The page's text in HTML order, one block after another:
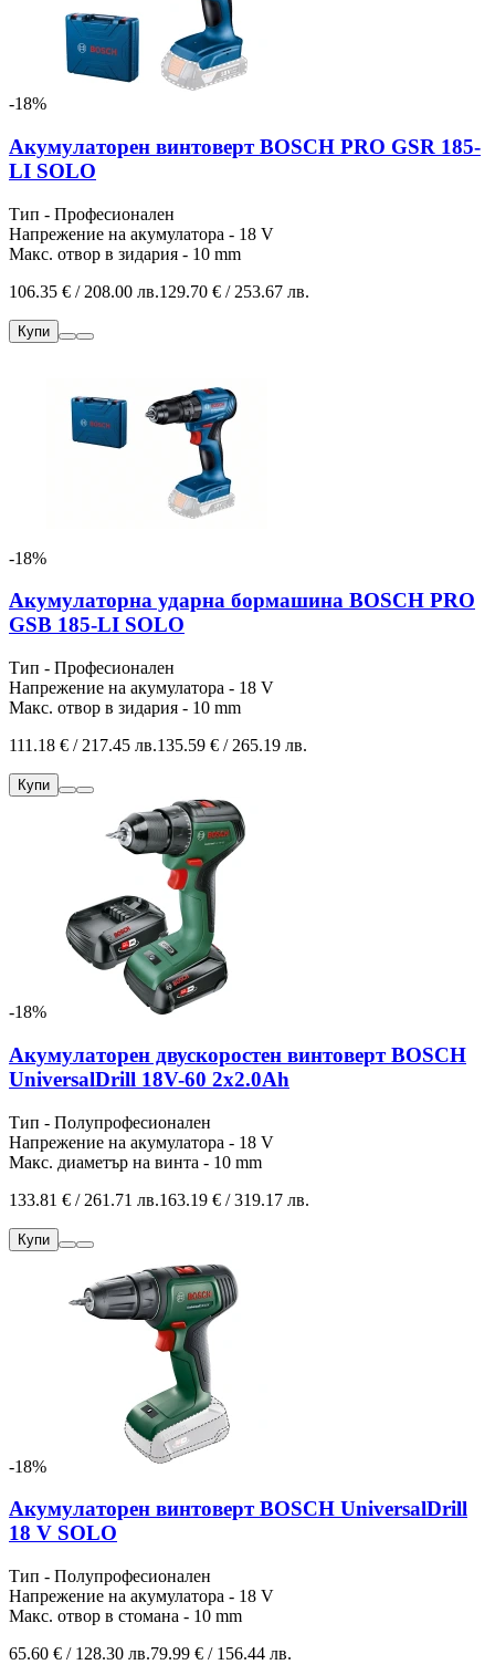
-18%
Акумулаторен винтоверт BOSCH PRO GSR 185-
LI SOLO
Тип - Професионален
Напрежение на акумулатора - 18 V
Макс. отвор в зидария - 10 mm
106.35 € / 208.00 лв.129.70 € / 253.67 лв.
Купи
-18%
Акумулаторна ударна бормашина BOSCH PRO
GSB 185-LI SOLO
Тип - Професионален
Напрежение на акумулатора - 18 V
Макс. отвор в зидария - 10 mm
111.18 € / 217.45 лв.135.59 € / 265.19 лв.
Купи
-18%
Акумулаторен двускоростен винтоверт BOSCH
UniversalDrill 18V-60 2x2.0Ah
Тип - Полупрофесионален
Напрежение на акумулатора - 18 V
Макс. диаметър на винта - 10 mm
133.81 € / 261.71 лв.163.19 € / 319.17 лв.
Купи
-18%
Акумулаторен винтоверт BOSCH UniversalDrill
18 V SOLO
Тип - Полупрофесионален
Напрежение на акумулатора - 18 V
Макс. отвор в стомана - 10 mm
65.60 € / 128.30 лв.79.99 € / 156.44 лв.